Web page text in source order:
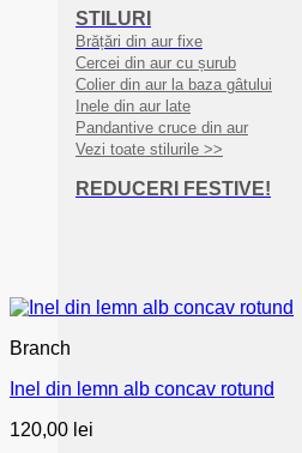
STILURI
Brățări din aur fixe
Cercei din aur cu șurub
Colier din aur la baza gâtului
Inele din aur late
Pandantive cruce din aur
Vezi toate stilurile >>
REDUCERI FESTIVE!
Branch
Inel din lemn alb concav rotund
120,00 lei